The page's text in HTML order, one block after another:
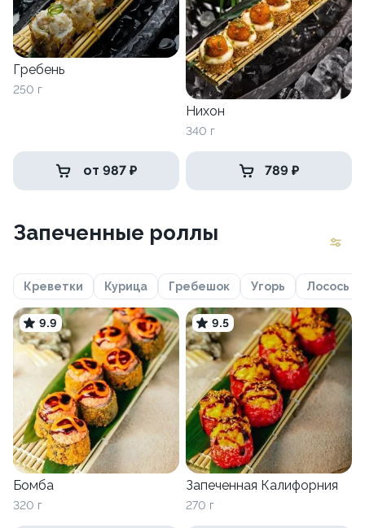
Гребень
250 г
от 987 ₽
Нихон
340 г
789 ₽
Запеченные роллы
Креветки Курица Гребешок Угорь Лосось
9.9
Бомба
320 г
9.5
Запеченная Калифорния
270 г